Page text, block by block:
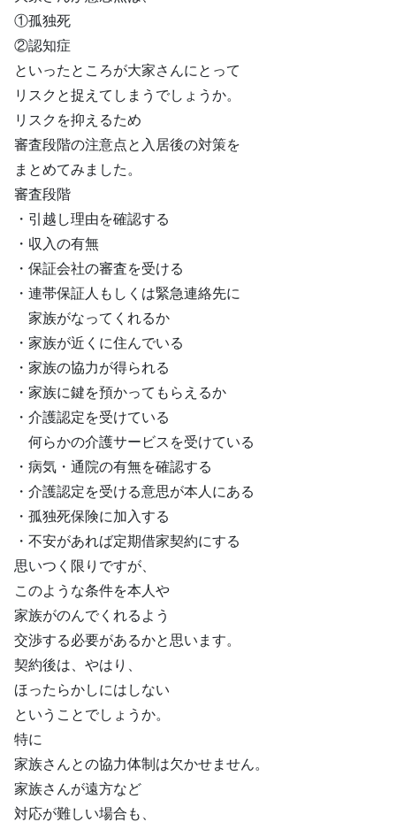
①孤独死
②認知症
といったところが大家さんにとって
リスクと捉えてしまうでしょうか。
リスクを抑えるため
審査段階の注意点と入居後の対策を
まとめてみました。
審査段階
・引越し理由を確認する
・収入の有無
・保証会社の審査を受ける
・連帯保証人もしくは緊急連絡先に
家族がなってくれるか
・家族が近くに住んでいる
・家族の協力が得られる
・家族に鍵を預かってもらえるか
・介護認定を受けている
何らかの介護サービスを受けている
・病気・通院の有無を確認する
・介護認定を受ける意思が本人にある
・孤独死保険に加入する
・不安があれば定期借家契約にする
思いつく限りですが、
このような条件を本人や
家族がのんでくれるよう
交渉する必要があるかと思います。
契約後は、やはり、
ほったらかしにはしない
ということでしょうか。
特に
家族さんとの協力体制は欠かせません。
家族さんが遠方など
対応が難しい場合も、